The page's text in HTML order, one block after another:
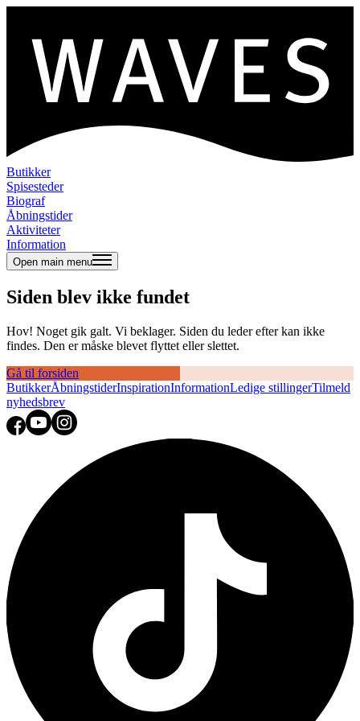
Butikker
Spisesteder
Biograf
Åbningstider
Aktiviteter
Information
Open main menu
Siden blev ikke fundet
Hov! Noget gik galt. Vi beklager. Siden du leder efter kan ikke
findes. Den er måske blevet flyttet eller slettet.
Gå til forsiden
ButikkerÅbningstiderInspirationInformationLedige stillingerTilmeld
nyhedsbrev